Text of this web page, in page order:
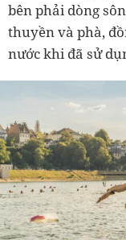
bên phải dòng
thuyền và phà,
nước khi đã sử